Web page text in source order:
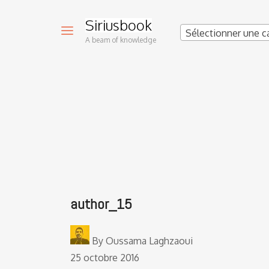
Siriusbook
A beam of knowledge
Sélectionner une
author_15
By Oussama Laghzaoui
25 octobre 2016